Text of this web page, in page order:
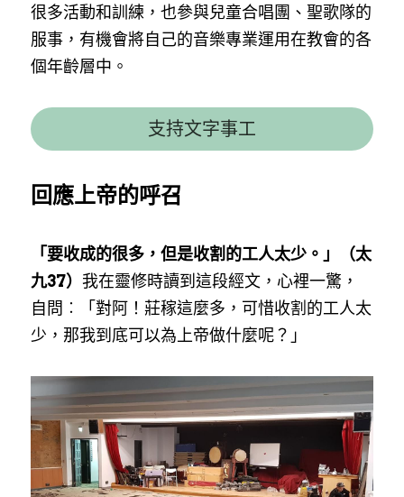
很多活動和訓練，也參與兒童合唱團、聖歌隊的
服事，有機會將自己的音樂專業運用在教會的各
個年齡層中。
支持文字事工
回應上帝的呼召
「要收成的很多，但是收割的工人太少。」（太
九37） 我在靈修時讀到這段經文，心裡一驚，
自問︰「對阿！莊稼這麼多，可惜收割的工人太
少，那我到底可以為上帝做什麼呢？」